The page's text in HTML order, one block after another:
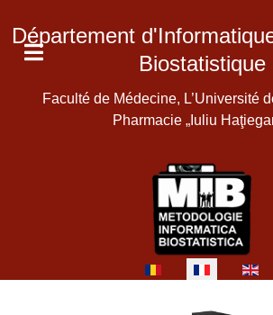
Département
Biostatistique
Faculté de Médecine, L’Université
Pharmacie „Iuliu
Sélectionnez votre langue